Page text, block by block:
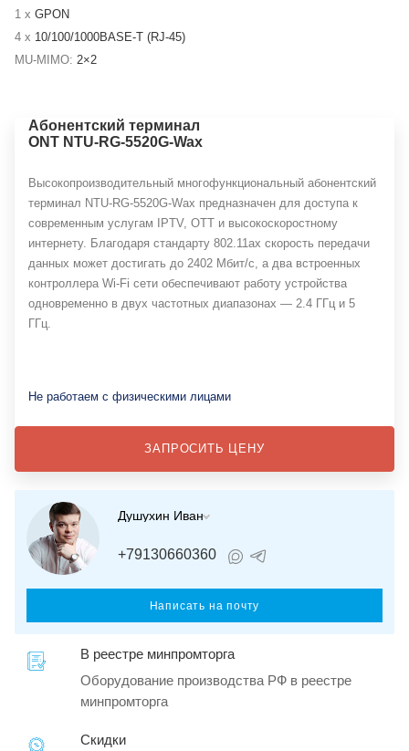
1 x GPON
4 x 10/100/1000BASE-T (RJ-45)
MU-MIMO: 2×2
Абонентский терминал
ONT NTU-RG-5520G-Wax
Высокопроизводительный многофункциональный абонентский
терминал NTU-RG-5520G-Wax предназначен для доступа к
современным услугам IPTV, OTT и высокоскоростному
интернету. Благодаря стандарту 802.11ax скорость передачи
данных может достигать до 2402 Мбит/с, а два встроенных
контроллера Wi-Fi сети обеспечивают работу устройства
одновременно в двух частотных диапазонах — 2.4 ГГц и 5
ГГц.
Не работаем с физическими лицами
ЗАПРОСИТЬ ЦЕНУ
Душухин Иван
+79130660360
Написать на почту
В реестре минпромторга
Оборудование производства РФ в реестре
минпромторга
Скидки